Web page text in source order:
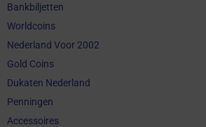
Bankbiljetten
Worldcoins
Nederland Voor 2002
Gold Coins
Dukaten Nederland
Penningen
Accessoires